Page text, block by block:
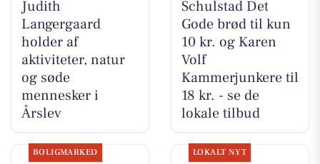
Judith
Langergaard
holder af
aktiviteter, natur
og søde
mennesker i
Årslev
Schulstad Det
Gode brød til kun
10 kr. og Karen
Volf
Kammerjunkere til
18 kr. - se de
lokale tilbud
BOLIGMARKED LOKALT NYT